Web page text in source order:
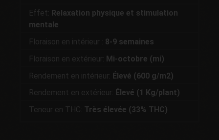
Effet: Relaxation physique et stimulation
mentale
Floraison en intérieur : 8-9 semaines
Floraison en extérieur: Mi-octobre (mi)
Rendement en intérieur: Élevé (600 g/m2)
Rendement en extérieur: Élevé (1 Kg/plant)
Teneur en THC: Très élevée (33% THC)